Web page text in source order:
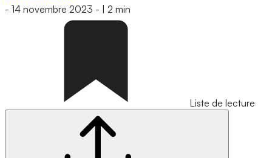
- 14 novembre 2023 - 2 min
Liste de lecture